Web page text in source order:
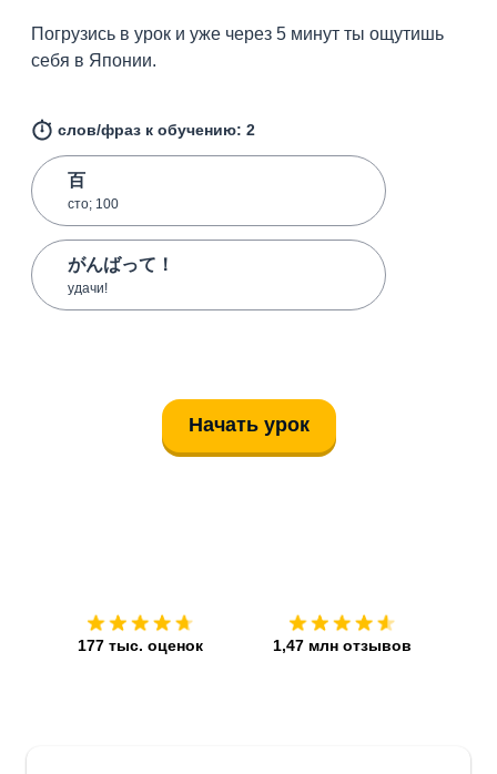
Погрузись в урок и уже через 5 минут ты ощутишь
себя в Японии.
слов/фраз к обучению: 2
百
сто; 100
がんばって！
удачи!
Начать урок
177 тыс. оценок 1,47 млн отзывов